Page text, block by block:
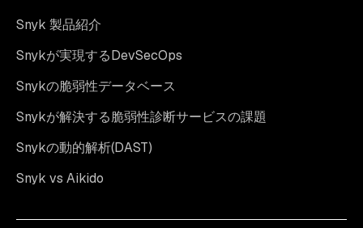
Snyk 製品紹介
Snykが実現するDevSecOps
Snykの脆弱性データベース
Snykが解決する脆弱性診断サービスの課題
Snykの動的解析(DAST)
Snyk vs Aikido